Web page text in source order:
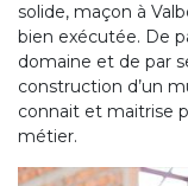
solide, maçon à
bien exécutée. De
domaine et de par
construction d’un
connait et maitrise
métier.